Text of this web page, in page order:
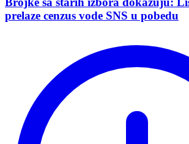
prelaze cenzus vode SNS u pobedu